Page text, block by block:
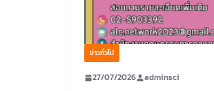
ข่าวทั่วไป
27/07/2026 adminsci